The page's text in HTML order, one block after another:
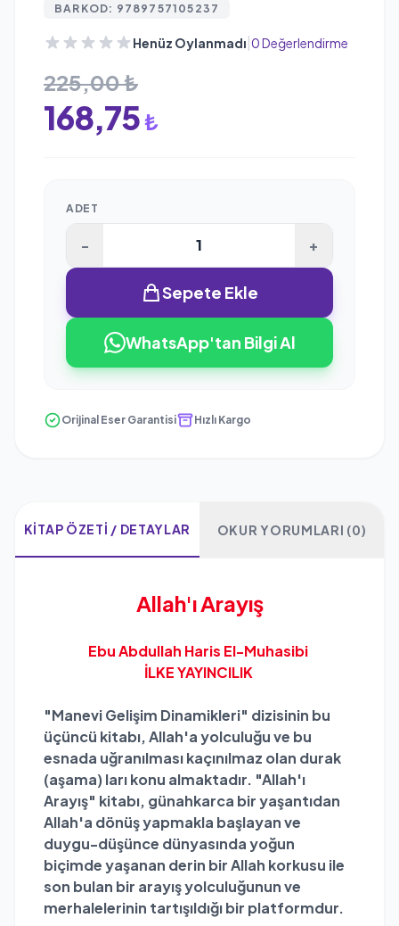
BARKOD: 9789757105237
Henüz Oylanmadı|0 Değerlendirme
225,00 ₺
168,75 ₺
ADET
- +
Sepete Ekle
WhatsApp'tan Bilgi Al
Orijinal Eser Garantisi Hızlı Kargo
KITAP ÖZETI / DETAYLAR OKUR YORUMLARI (0)
Allah'ı Arayış
Ebu Abdullah Haris El-Muhasibi
İLKE YAYINCILIK
"Manevi Gelişim Dinamikleri" dizisinin bu
üçüncü kitabı, Allah'a yolculuğu ve bu
esnada uğranılması kaçınılmaz olan durak
(aşama) ları konu almaktadır. "Allah'ı
Arayış" kitabı, günahkarca bir yaşantıdan
Allah'a dönüş yapmakla başlayan ve
duygu-düşünce dünyasında yoğun
biçimde yaşanan derin bir Allah korkusu ile
son bulan bir arayış yolculuğunun ve
merhalelerinin tartışıldığı bir platformdur.